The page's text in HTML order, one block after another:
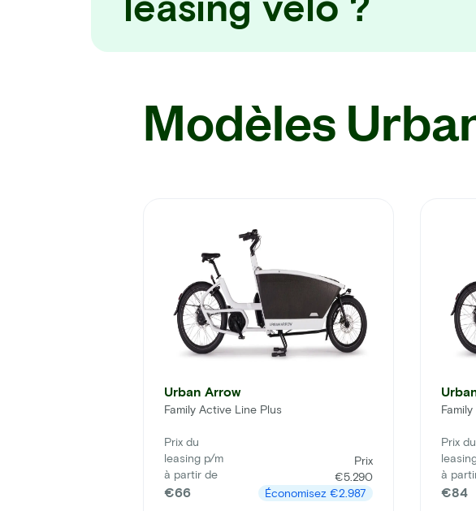
Modèles
Urban Arrow
Family Active Line Plus
Prix du
leasing p/m
à partir de
€66
Prix
€5.290
Économisez€2.987
Prix du
à
€84